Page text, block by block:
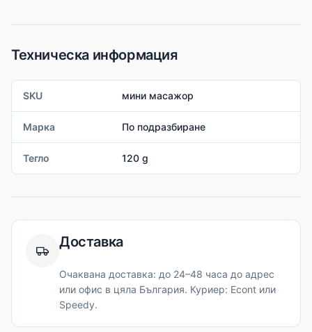
Техническа информация
SKU мини масажор
Марка По подразбиране
Тегло 120 g
Доставка
Очаквана доставка: до 24–48 часа до адрес
или офис в цяла България. Куриер: Econt или
Speedy.